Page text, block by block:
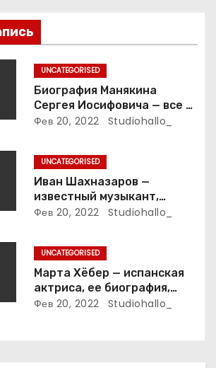
UNCATEGORISED
Биография Манякина
Сергея Иосифовича — все о
ветеране футбола России!
Фев 20, 2022 Studiohallo_
UNCATEGORISED
Иван Шахназаров —
известный музыкант,
композитор и продюсер —
Фев 20, 2022 Studiohallo_
UNCATEGORISED
Марта Хёбер — испанская
актриса, ее биография,
фото и интересные факты,
Фев 20, 2022 Studiohallo_